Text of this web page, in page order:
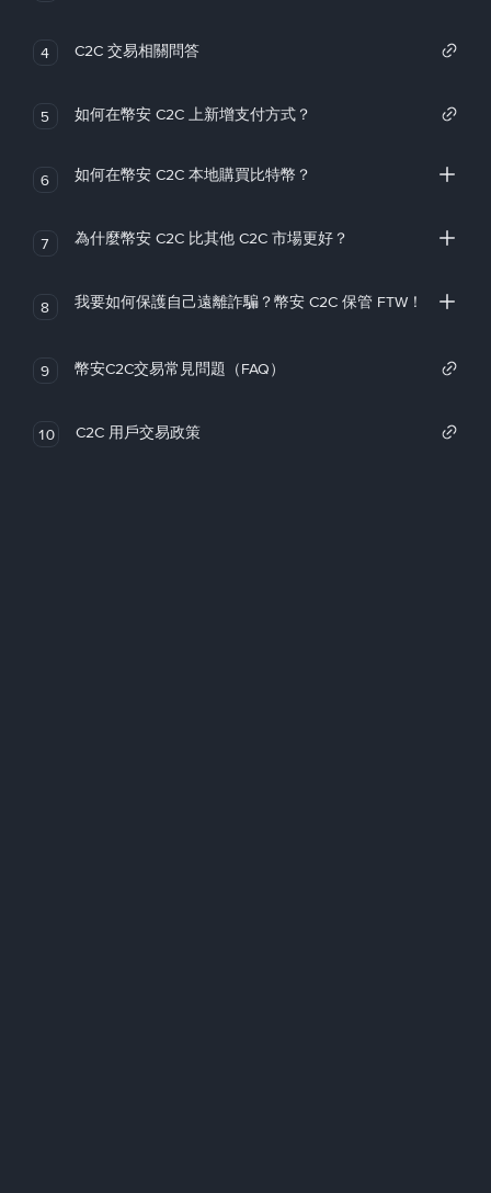
4 C2C 交易相關問答
5 如何在幣安 C2C 上新增支付方式？
6 如何在幣安 C2C 本地購買比特幣？
7 為什麼幣安 C2C 比其他 C2C 市場更好？
8 我要如何保護自己遠離詐騙？幣安 C2C 保管 FTW！
9 幣安C2C交易常見問題（FAQ）
10 C2C 用戶交易政策